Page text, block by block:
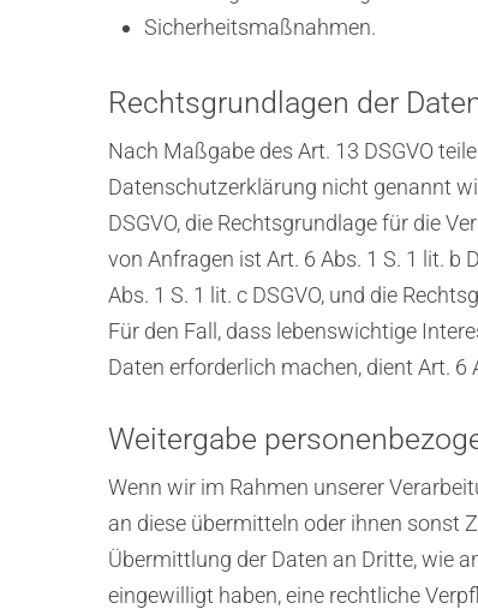
Sicherheitsmaßnahmen.
Rechtsgrundlagen der
Nach Maßgabe des Art. 13 DSGVO
Datenschutzerklärung nicht genannt
DSGVO, die Rechtsgrundlage für die
von Anfragen ist Art. 6 Abs. 1 S. 1 lit. b
Abs. 1 S. 1 lit. c DSGVO, und die
Für den Fall, dass lebenswichtige
Daten erforderlich machen, dient Art. 6
Weitergabe
Wenn wir im Rahmen unserer
an diese übermitteln oder ihnen sonst
Übermittlung der Daten an Dritte, wie
eingewilligt haben, eine rechtliche